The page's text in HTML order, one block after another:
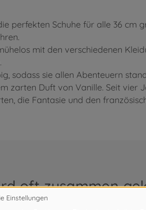
perfekten Schuhe für alle 36
mit den verschiedenen
sodass sie allen Abenteuern
zarten Duft von Vanille. Seit vier
die Fantasie und den
oft zusammen